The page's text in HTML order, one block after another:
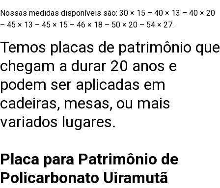
Nossas medidas disponíveis são: 30 × 15 – 40 × 13 – 40 × 20
– 45 × 13 – 45 × 15 – 46 × 18 – 50 × 20 – 54 × 27.
Temos placas de patrimônio que
chegam a durar 20 anos e
podem ser aplicadas em
cadeiras, mesas, ou mais
variados lugares.
Placa para Patrimônio de
Policarbonato Uiramutã